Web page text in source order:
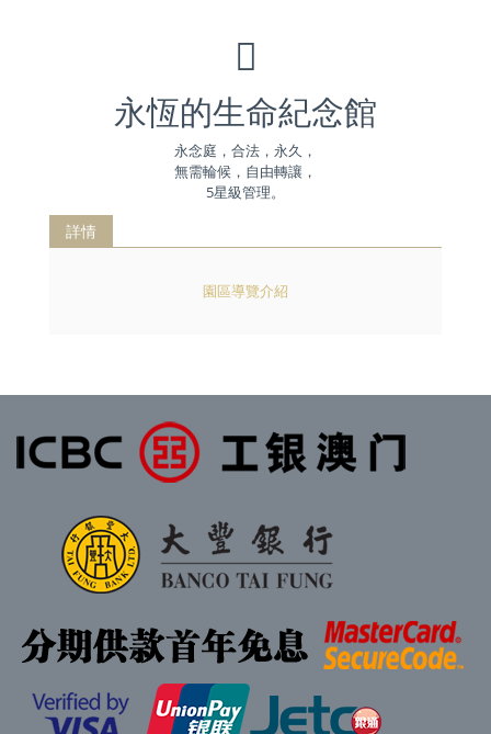
永恆的生命紀念館
永念庭，合法，永久，
無需輪候，自由轉讓，
5星級管理。
詳情
園區導覽介紹